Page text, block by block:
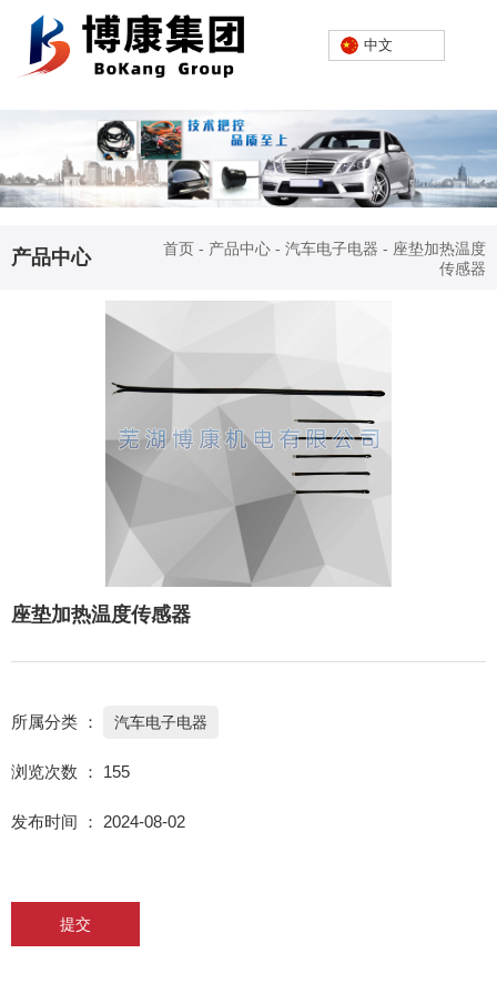
欢迎进入芜湖博康机电股份有限公司网站！ 中文
产品中心 首页 - 产品中心 - 汽车电子电器 - 座垫加热温度
传感器
座垫加热温度传感器
所属分类 ： 汽车电子电器
浏览次数 ： 155
发布时间 ： 2024-08-02
提交